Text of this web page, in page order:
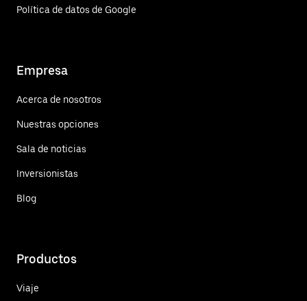
Política de datos de Google
Empresa
Acerca de nosotros
Nuestras opciones
Sala de noticias
Inversionistas
Blog
Productos
Viaje